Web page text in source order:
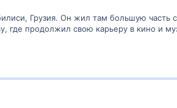
Грузия. Он жил там большую
где продолжил свою карьеру в кино и